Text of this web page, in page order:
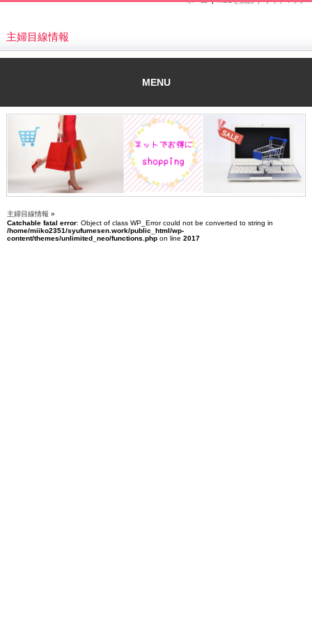
主婦目線情報
MENU
主婦目線情報 »
Catchable fatal error: Object of class WP_Error could not be converted to string in
/home/miiko2351/syufumesen.work/public_html/wp-
content/themes/unlimited_neo/functions.php on line 2017